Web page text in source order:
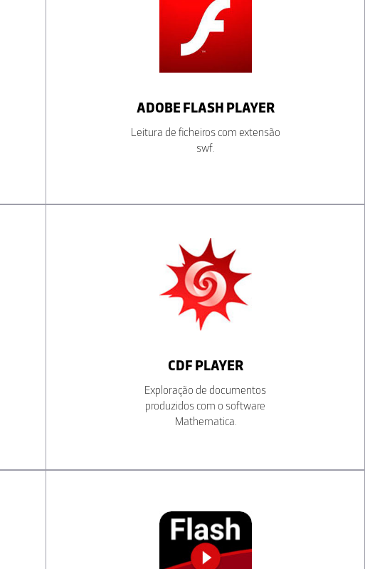
ADOBE FLASH PLAYER
Leitura de ficheiros com extensão
swf.
CDF PLAYER
Exploração de documentos
produzidos com o software
Mathematica.